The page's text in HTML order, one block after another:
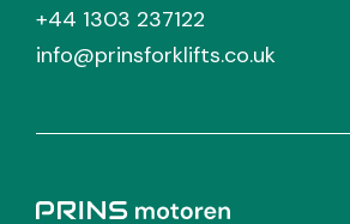
+44 1303 237122
info@prinsforklifts.co.uk